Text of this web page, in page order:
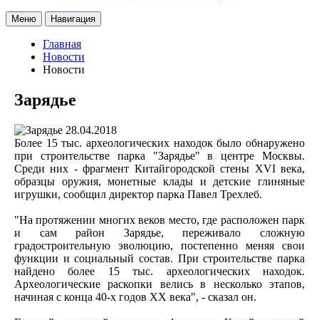
Меню Навигация
Главная
Новости
Новости
Зарядье
28.04.2018
Более 15 тыс. археологических находок было обнаружено
при строительстве парка "Зарядье" в центре Москвы.
Среди них - фрагмент Китайгородской стены XVI века,
образцы оружия, монетные клады и детские глиняные
игрушки, сообщил директор парка Павел Трехлеб.
"На протяжении многих веков место, где расположен парк
и сам район Зарядье, переживало сложную
градостроительную эволюцию, постепенно меняя свои
функции и социальный состав. При строительстве парка
найдено более 15 тыс. археологических находок.
Археологические раскопки велись в несколько этапов,
начиная с конца 40-х годов XX века", - сказал он.